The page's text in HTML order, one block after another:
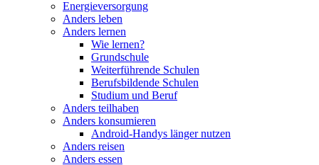
Energieversorgung
Anders leben
Anders lernen
Wie lernen?
Grundschule
Weiterführende Schulen
Berufsbildende Schulen
Studium und Beruf
Anders teilhaben
Anders konsumieren
Android-Handys länger nutzen
Anders reisen
Anders essen